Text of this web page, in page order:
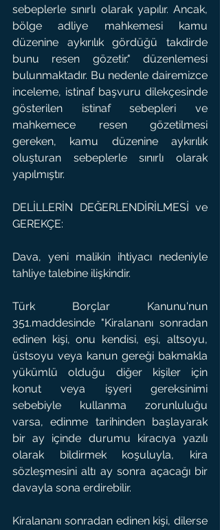
sebeplerle sınırlı olarak yapılır. Ancak,
bölge adliye mahkemesi kamu
düzenine aykırılık gördüğü takdirde
bunu resen gözetir." düzenlemesi
bulunmaktadır. Bu nedenle dairemizce
inceleme, istinaf başvuru dilekçesinde
gösterilen istinaf sebepleri ve
mahkemece resen gözetilmesi
gereken, kamu düzenine aykırılık
oluşturan sebeplerle sınırlı olarak
yapılmıştır.
DELİLLERİN DEĞERLENDİRİLMESİ ve
GEREKÇE:
Dava, yeni malikin ihtiyacı nedeniyle
tahliye talebine ilişkindir.
Türk Borçlar Kanunu'nun
351.maddesinde "Kiralananı sonradan
edinen kişi, onu kendisi, eşi, altsoyu,
üstsoyu veya kanun gereği bakmakla
yükümlü olduğu diğer kişiler için
konut veya işyeri gereksinimi
sebebiyle kullanma zorunluluğu
varsa, edinme tarihinden başlayarak
bir ay içinde durumu kiracıya yazılı
olarak bildirmek koşuluyla, kira
sözleşmesini altı ay sonra açacağı bir
davayla sona erdirebilir.
Kiralananı sonradan edinen kişi, dilerse